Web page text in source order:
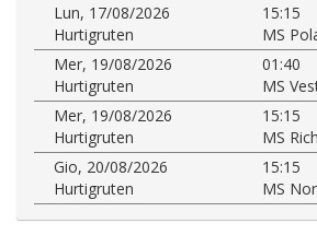
Lun, 17/08/2026
15:15
Hurtigruten
MS
Mer, 19/08/2026
01:40
Hurtigruten
MS
Mer, 19/08/2026
15:15
Hurtigruten
MS
Gio, 20/08/2026
15:15
Hurtigruten
MS